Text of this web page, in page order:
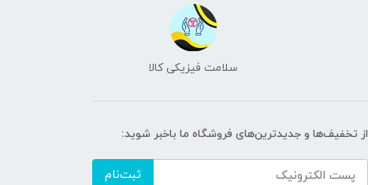
سلامت فیزیکی کالا
از تخفیف‌ها و جدیدترین‌های فروشگاه ما باخبر شوید:
ثبت‌نام